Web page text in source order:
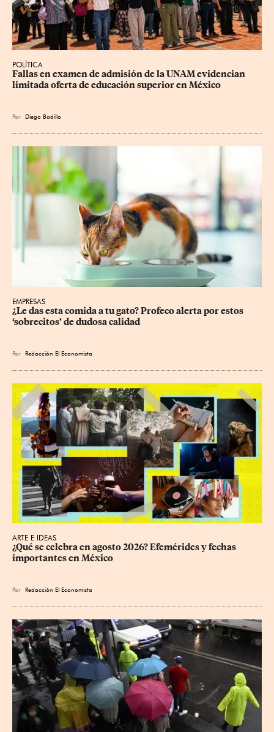
POLÍTICA
Fallas en examen de admisión de la UNAM evidencian
limitada oferta de educación superior en México
Por Diego Badillo
EMPRESAS
¿Le das esta comida a tu gato? Profeco alerta por estos
‘sobrecitos’ de dudosa calidad
Por Redacción El Economista
ARTE E IDEAS
¿Qué se celebra en agosto 2026? Efemérides y fechas
importantes en México
Por Redacción El Economista